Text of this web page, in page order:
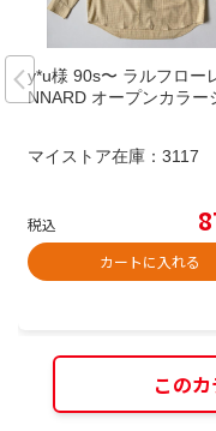
y*u様 90s〜 ラルフロー
NNARD オープンカラー
マイストア在庫： 3117
税込
カートに入れる
この